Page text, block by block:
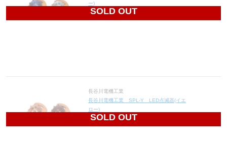
SOLD OUT
ー)
2,900
SOLD OUT
長谷川電機工業
長谷川電機工業 SPL-Y LED点滅器(イエ
ロー)
2,900